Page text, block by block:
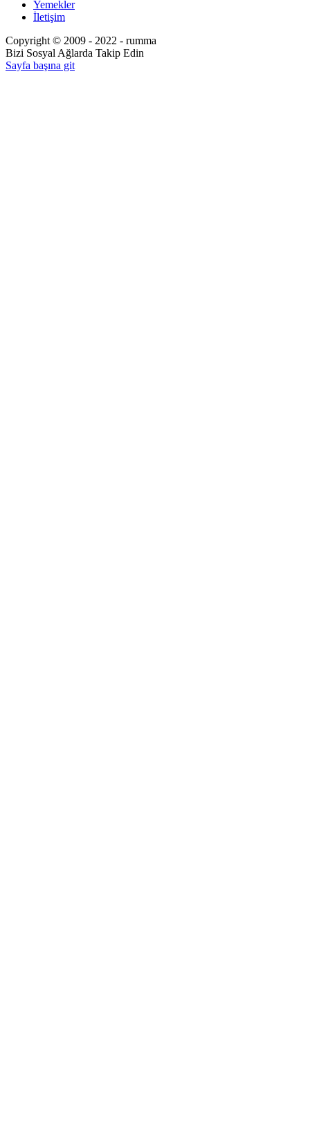
Yemekler
İletişim
Copyright © 2009 - 2022 - rumma
Bizi Sosyal Ağlarda Takip Edin
Sayfa başına git